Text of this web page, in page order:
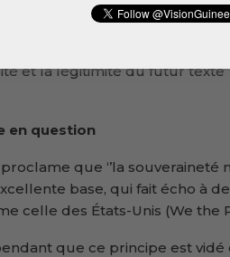
souligne plusieurs failles
et la légitimité du futur texte
en question
que ‘’la souveraineté
base, qui fait écho à
celle des États-Unis (We the
que ce principe est vidé